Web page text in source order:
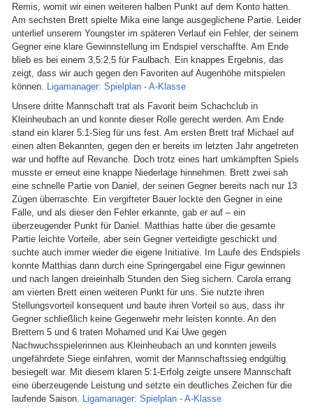
Remis, womit wir einen weiteren halben Punkt auf dem Konto hatten.
Am sechsten Brett spielte Mika eine lange ausgeglichene Partie. Leider
unterlief unserem Youngster im späteren Verlauf ein Fehler, der seinem
Gegner eine klare Gewinnstellung im Endspiel verschaffte. Am Ende
blieb es bei einem 3,5:2,5 für Faulbach. Ein knappes Ergebnis, das
zeigt, dass wir auch gegen den Favoriten auf Augenhöhe mitspielen
können. Ligamanager: Spielplan - A-Klasse
Unsere dritte Mannschaft trat als Favorit beim Schachclub in
Kleinheubach an und konnte dieser Rolle gerecht werden. Am Ende
stand ein klarer 5:1-Sieg für uns fest. Am ersten Brett traf Michael auf
einen alten Bekannten, gegen den er bereits im letzten Jahr angetreten
war und hoffte auf Revanche. Doch trotz eines hart umkämpften Spiels
musste er erneut eine knappe Niederlage hinnehmen. Brett zwei sah
eine schnelle Partie von Daniel, der seinen Gegner bereits nach nur 13
Zügen überraschte. Ein vergifteter Bauer lockte den Gegner in eine
Falle, und als dieser den Fehler erkannte, gab er auf – ein
überzeugender Punkt für Daniel. Matthias hatte über die gesamte
Partie leichte Vorteile, aber sein Gegner verteidigte geschickt und
suchte auch immer wieder die eigene Initiative. Im Laufe des Endspiels
konnte Matthias dann durch eine Springergabel eine Figur gewinnen
und nach langen dreieinhalb Stunden den Sieg sichern. Carola errang
am vierten Brett einen weiteren Punkt für uns. Sie nutzte ihren
Stellungsvorteil konsequent und baute ihren Vorteil so aus, dass ihr
Gegner schließlich keine Gegenwehr mehr leisten konnte. An den
Brettern 5 und 6 traten Mohamed und Kai Uwe gegen
Nachwuchsspielerinnen aus Kleinheubach an und konnten jeweils
ungefährdete Siege einfahren, womit der Mannschaftssieg endgültig
besiegelt war. Mit diesem klaren 5:1-Erfolg zeigte unsere Mannschaft
eine überzeugende Leistung und setzte ein deutliches Zeichen für die
laufende Saison. Ligamanager: Spielplan - A-Klasse